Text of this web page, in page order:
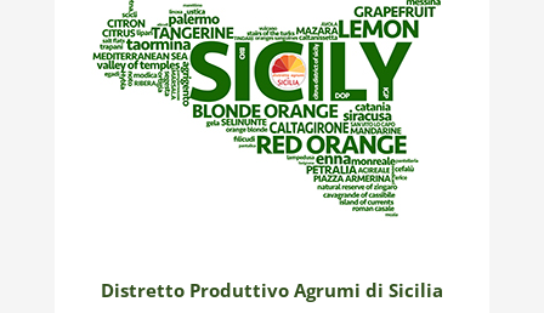
Distretto Produttivo Agrumi di Sicilia